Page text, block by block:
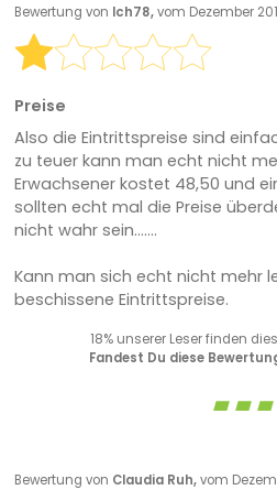
Bewertung von Ich78,vom Dezember
Preise
Also die Eintrittspreise sind
zu teuer kann man echt nicht
Erwachsener kostet 48,50 und
sollten echt mal die Preise
nicht wahr sein.......
Kann man sich echt nicht mehr
beschissene Eintrittspreise.
18% unserer Leser finden
Fandest Du diese
Bewertung von Claudia Ruh,vom